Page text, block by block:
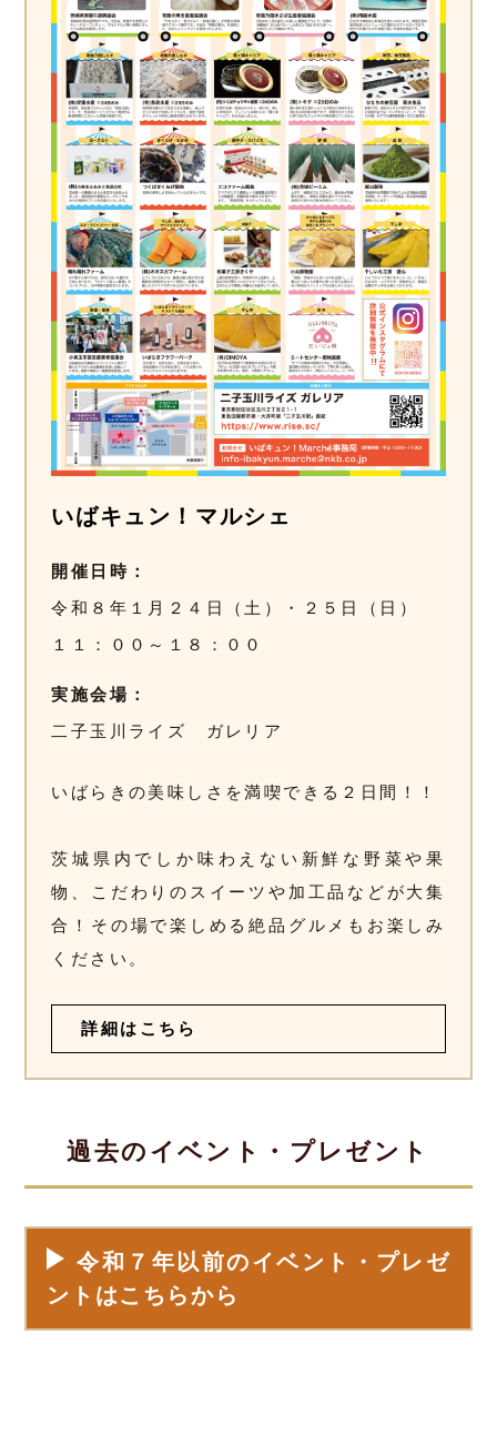
いばキュン！マルシェ
開催日時
令和８年１月２４日（土）・２５日（日）
１１：００～１８：００
実施会場
二子玉川ライズ ガレリア
いばらきの美味しさを満喫できる２日間！！
茨城県内でしか味わえない新鮮な野菜や果
物、こだわりのスイーツや加工品などが大集
合！その場で楽しめる絶品グルメもお楽しみ
ください。
詳細はこちら
過去のイベント・プレゼント
令和７年以前のイベント・プレゼ
ントはこちらから